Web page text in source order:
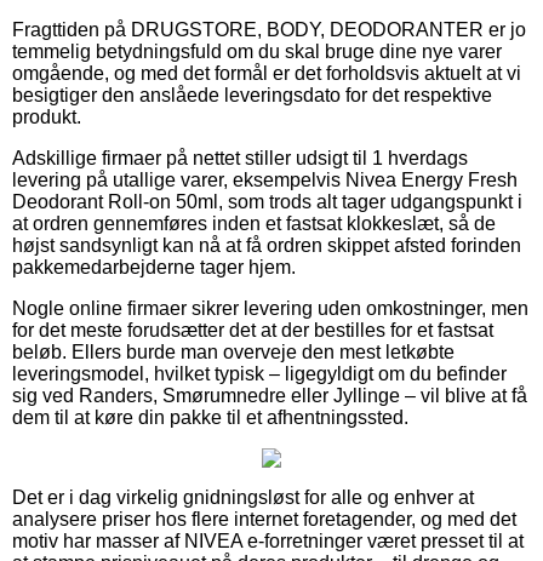
Fragttiden på DRUGSTORE, BODY, DEODORANTER er jo
temmelig betydningsfuld om du skal bruge dine nye varer
omgående, og med det formål er det forholdsvis aktuelt at vi
besigtiger den anslåede leveringsdato for det respektive
produkt.
Adskillige firmaer på nettet stiller udsigt til 1 hverdags
levering på utallige varer, eksempelvis Nivea Energy Fresh
Deodorant Roll-on 50ml, som trods alt tager udgangspunkt i
at ordren gennemføres inden et fastsat klokkeslæt, så de
højst sandsynligt kan nå at få ordren skippet afsted forinden
pakkemedarbejderne tager hjem.
Nogle online firmaer sikrer levering uden omkostninger, men
for det meste forudsætter det at der bestilles for et fastsat
beløb. Ellers burde man overveje den mest letkøbte
leveringsmodel, hvilket typisk – ligegyldigt om du befinder
sig ved Randers, Smørumnedre eller Jyllinge – vil blive at få
dem til at køre din pakke til et afhentningssted.
Det er i dag virkelig gnidningsløst for alle og enhver at
analysere priser hos flere internet foretagender, og med det
motiv har masser af NIVEA e-forretninger været presset til at